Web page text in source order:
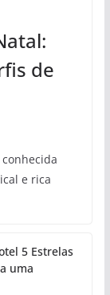
de
e rica
5 Estrelas
uma